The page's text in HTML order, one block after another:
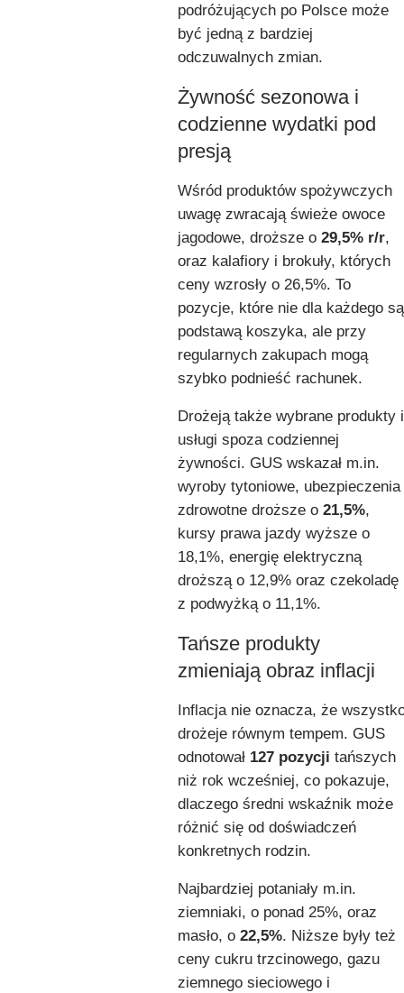
podróżujących po Polsce może
być jedną z bardziej
odczuwalnych zmian.
Żywność sezonowa i
codzienne wydatki pod
presją
Wśród produktów spożywczych
uwagę zwracają świeże owoce
jagodowe, droższe o 29,5% r/r,
oraz kalafiory i brokuły, których
ceny wzrosły o 26,5%. To
pozycje, które nie dla każdego są
podstawą koszyka, ale przy
regularnych zakupach mogą
szybko podnieść rachunek.
Drożeją także wybrane produkty i
usługi spoza codziennej
żywności. GUS wskazał m.in.
wyroby tytoniowe, ubezpieczenia
zdrowotne droższe o 21,5%,
kursy prawa jazdy wyższe o
18,1%, energię elektryczną
droższą o 12,9% oraz czekoladę
z podwyżką o 11,1%.
Tańsze produkty
zmieniają obraz inflacji
Inflacja nie oznacza, że
drożeje równym tempem. GUS
odnotował 127 pozycji tańszych
niż rok wcześniej, co pokazuje,
dlaczego średni wskaźnik może
różnić się od doświadczeń
konkretnych rodzin.
Najbardziej potaniały m.in.
ziemniaki, o ponad 25%, oraz
masło, o 22,5%. Niższe były też
ceny cukru trzcinowego, gazu
ziemnego sieciowego i